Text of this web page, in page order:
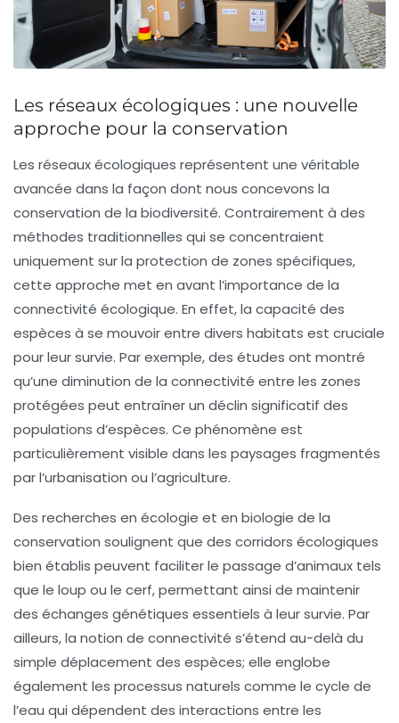
Les réseaux écologiques : une nouvelle
approche pour la conservation
Les réseaux écologiques représentent une véritable
avancée dans la façon dont nous concevons la
conservation de la biodiversité. Contrairement à des
méthodes traditionnelles qui se concentraient
uniquement sur la protection de zones spécifiques,
cette approche met en avant l’importance de la
connectivité écologique. En effet, la capacité des
espèces à se mouvoir entre divers habitats est cruciale
pour leur survie. Par exemple, des études ont montré
qu’une diminution de la connectivité entre les zones
protégées peut entraîner un déclin significatif des
populations d’espèces. Ce phénomène est
particulièrement visible dans les paysages fragmentés
par l’urbanisation ou l’agriculture.
Des recherches en écologie et en biologie de la
conservation soulignent que des corridors écologiques
bien établis peuvent faciliter le passage d’animaux tels
que le loup ou le cerf, permettant ainsi de maintenir
des échanges génétiques essentiels à leur survie. Par
ailleurs, la notion de connectivité s’étend au-delà du
simple déplacement des espèces; elle englobe
également les processus naturels comme le cycle de
l’eau qui dépendent des interactions entre les